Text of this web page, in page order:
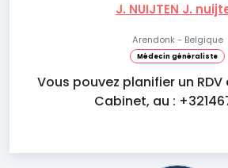
J. NUIJTEN J.
Arendonk - Belgique
Médecin généraliste
Vous pouvez planifier un
Cabinet, au :